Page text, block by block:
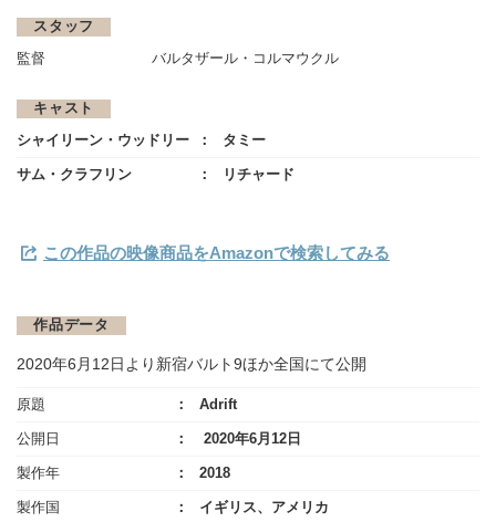
スタッフ
監督 バルタザール・コルマウクル
キャスト
シャイリーン・ウッドリー タミー
サム・クラフリン リチャード
この作品の映像商品をAmazonで検索してみる
作品データ
2020年6月12日より新宿バルト9ほか全国にて公開
原題 Adrift
公開日 2020年6月12日
製作年 2018
製作国 イギリス、アメリカ